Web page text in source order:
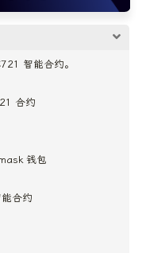
智能合约。
合约
钱包
合约